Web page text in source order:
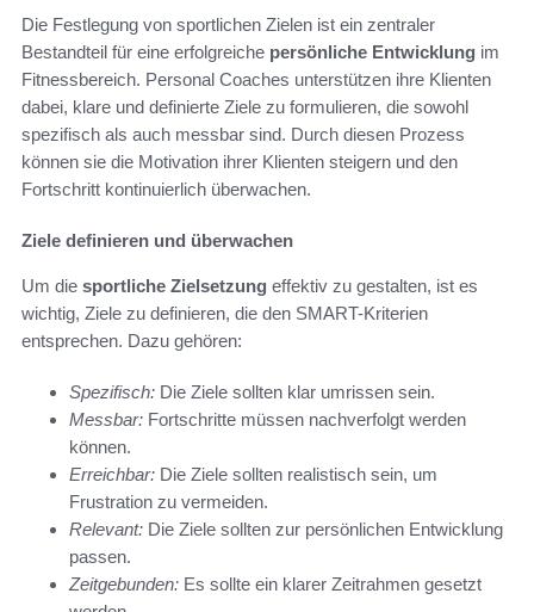
Die Festlegung von sportlichen Zielen ist ein zentraler
Bestandteil für eine erfolgreiche persönliche Entwicklung im
Fitnessbereich. Personal Coaches unterstützen ihre Klienten
dabei, klare und definierte Ziele zu formulieren, die sowohl
spezifisch als auch messbar sind. Durch diesen Prozess
können sie die Motivation ihrer Klienten steigern und den
Fortschritt kontinuierlich überwachen.
Ziele definieren und überwachen
Um die sportliche Zielsetzung effektiv zu gestalten, ist es
wichtig, Ziele zu definieren, die den SMART-Kriterien
entsprechen. Dazu gehören:
Spezifisch: Die Ziele sollten klar umrissen sein.
Messbar: Fortschritte müssen nachverfolgt werden
können.
Erreichbar: Die Ziele sollten realistisch sein, um
Frustration zu vermeiden.
Relevant: Die Ziele sollten zur persönlichen Entwicklung
passen.
Zeitgebunden: Es sollte ein klarer Zeitrahmen gesetzt